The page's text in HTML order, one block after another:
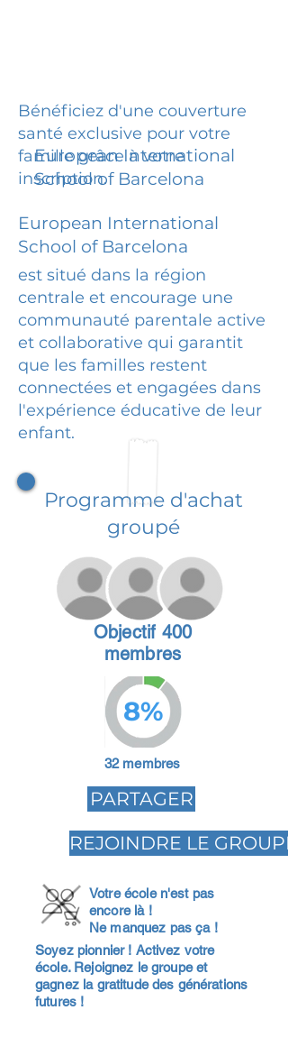
Bénéficiez d'une couverture
santé exclusive pour votre
famille grâce à votre
inscription.
European International
School of Barcelona
European International
School of Barcelona
est situé dans la région
centrale et encourage une
communauté parentale active
et collaborative qui garantit
que les familles restent
connectées et engagées dans
l'expérience éducative de leur
enfant.
Programme d'achat
groupé
Objectif 400
membres
8%
32 membres
PARTAGER
REJOINDRE LE GROUPE
Votre école n'est pas
encore là !
Ne manquez pas ça !
Soyez pionnier ! Activez votre
école. Rejoignez le groupe et
gagnez la gratitude des générations
futures !